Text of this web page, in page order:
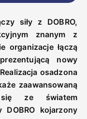
siły z DOBRO,
znanym z
organizacje łączą
nowy
osadzona
zaawansowaną
się ze światem
kojarzony